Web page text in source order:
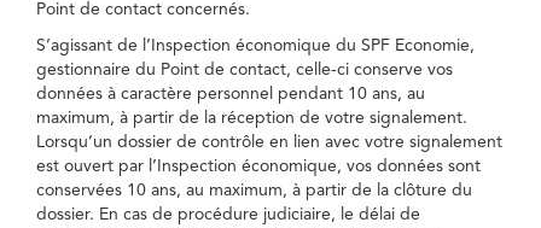
Point de contact concernés.
S’agissant de l’Inspection économique du SPF Economie,
gestionnaire du Point de contact, celle-ci conserve vos
données à caractère personnel pendant 10 ans, au
maximum, à partir de la réception de votre signalement.
Lorsqu’un dossier de contrôle en lien avec votre signalement
est ouvert par l’Inspection économique, vos données sont
conservées 10 ans, au maximum, à partir de la clôture du
dossier. En cas de procédure judiciaire, le délai de